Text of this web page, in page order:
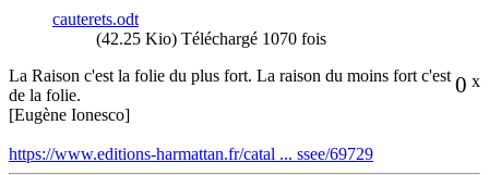
cauterets.odt
(42.25 Kio) Téléchargé 1070 fois
0 x
La Raison c'est la folie du plus fort. La raison du moins fort c'est
de la folie.
[Eugène Ionesco]
https://www.editions-harmattan.fr/catal ... ssee/69729